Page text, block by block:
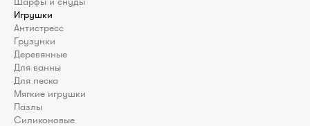
Игрушки
Антистресс
Грузунки
Деревянные
Для ванны
Для песка
Мягкие игрушки
Пазлы
Силиконовые